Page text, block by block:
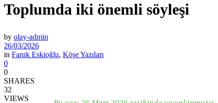
Toplumda iki önemli söyleşi
by olay-admin
26/03/2026
in Faruk Eskioğlu, Köşe Yazıları
0
0
SHARES
32
VIEWS